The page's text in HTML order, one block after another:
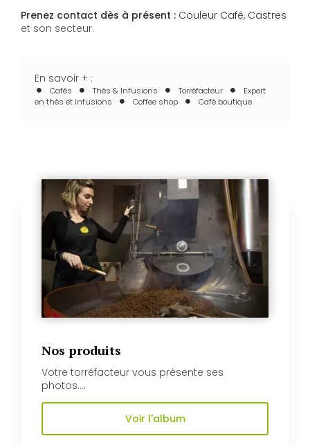
Prenez contact dès à présent : Couleur Café, Castres
et son secteur.
En savoir + :
Cafés Thés & Infusions Torréfacteur
Expert
en thés et infusions
Coffee shop Café boutique
Nos produits
Votre torréfacteur vous présente ses
photos....
Voir l'album